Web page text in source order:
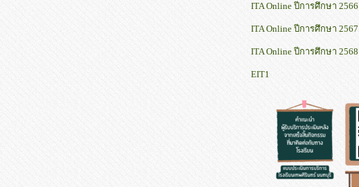
ITA Online ปีการศึกษา 2566
ITA Online ปีการศึกษา 2567
ITA Online ปีการศึกษา 2568
EIT1